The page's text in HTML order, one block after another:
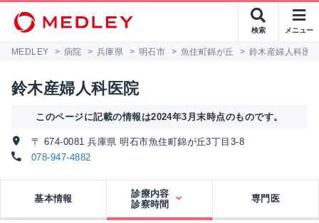
検索 メニュー
MEDLEY > 病院 > 兵庫県 > 明石市 > 魚住町錦が丘 > 鈴木産婦人科医
鈴木産婦人科医院
このページに記載の情報は2024年3月末時点のものです。
〒 674-0081 兵庫県 明石市魚住町錦が丘3丁目3-8
078-947-4882
基本情報
診療内容
診察時間
専門医